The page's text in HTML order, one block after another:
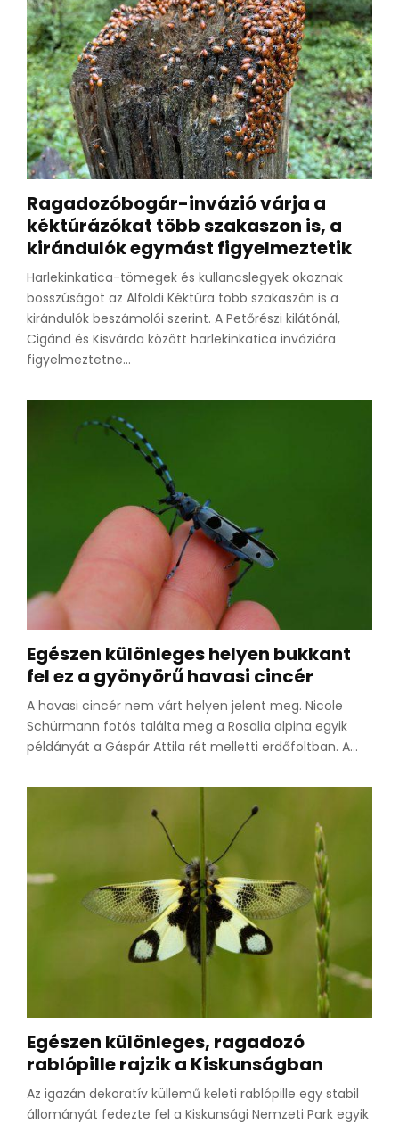
Ragadozóbogár-invázió várja a
kéktúrázókat több szakaszon is, a
kirándulók egymást figyelmeztetik
Harlekinkatica-tömegek és kullancslegyek okoznak
bosszúságot az Alföldi Kéktúra több szakaszán is a
kirándulók beszámolói szerint. A Petőrészi kilátónál,
Cigánd és Kisvárda között harlekinkatica invázióra
figyelmeztetne...
Egészen különleges helyen bukkant
fel ez a gyönyörű havasi cincér
A havasi cincér nem várt helyen jelent meg. Nicole
Schürmann fotós találta meg a Rosalia alpina egyik
példányát a Gáspár Attila rét melletti erdőfoltban. A...
Egészen különleges, ragadozó
rablópille rajzik a Kiskunságban
Az igazán dekoratív küllemű keleti rablópille egy stabil
állományát fedezte fel a Kiskunsági Nemzeti Park egyik